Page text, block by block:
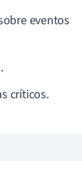
eventos
críticos.